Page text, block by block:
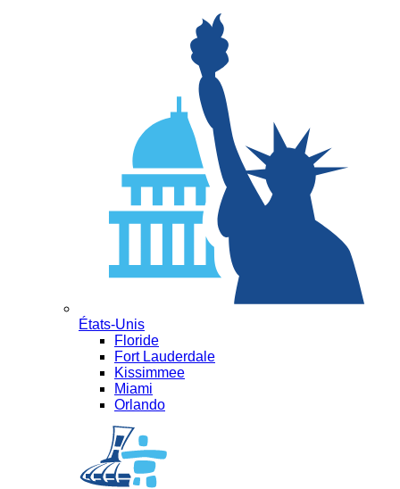
États-Unis
Floride
Fort Lauderdale
Kissimmee
Miami
Orlando